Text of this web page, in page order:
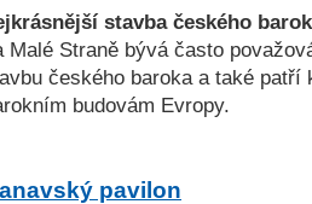
stavba českého
Malé Straně bývá často
českého baroka a také patří
budovám Evropy.
pavilon